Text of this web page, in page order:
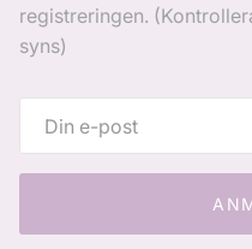
registreringen.
syns)